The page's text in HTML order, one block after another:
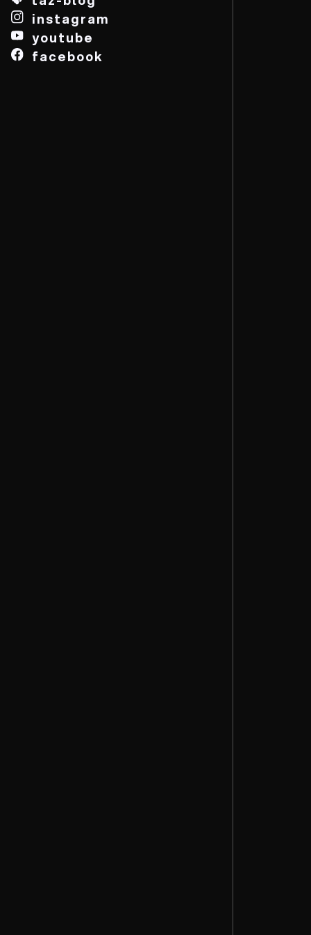
instagram
youtube
facebook